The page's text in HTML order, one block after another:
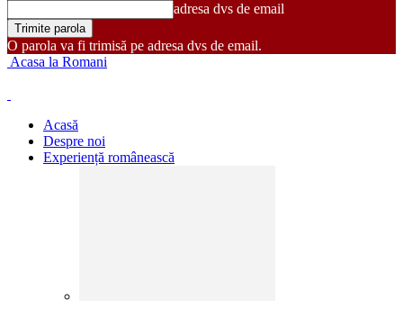
adresa dvs de email
O parola va fi trimisă pe adresa dvs de email.
Acasa la Romani
Acasă
Despre noi
Experiență românească